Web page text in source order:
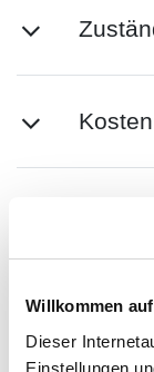
Willkommen
Dieser
Einstellungen
Kosten